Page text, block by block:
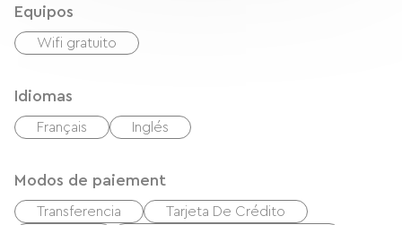
Equipos
Wifi gratuito
Idiomas
Français Inglés
Modos de paiement
Transferencia
Tarjeta De Crédito